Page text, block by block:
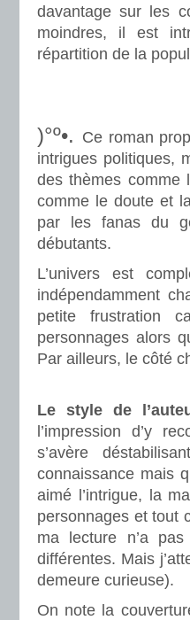
davantage sur les
moindres, il est
répartition de la
)°º•. Ce roman
intrigues politiques,
des thèmes comme
comme le doute et
par les fanas du
débutants.
L’univers est
indépendamment
petite frustration
personnages alors
Par ailleurs, le côté
Le style de
l’impression d’y
s’avère
connaissance mais
aimé l’intrigue, la
personnages et tout
ma lecture n’a
différentes. Mais
demeure curieuse).
On note la